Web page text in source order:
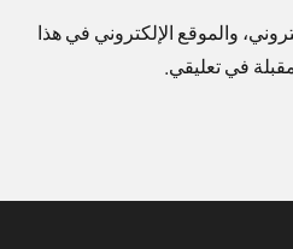
والموقع الإلكتروني في هذا
في تعليقي.